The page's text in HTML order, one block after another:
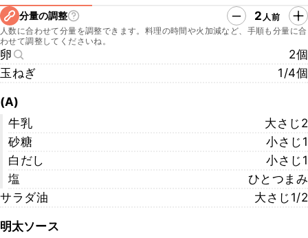
分量の調整 2 人前
人数に合わせて分量を調整できます。料理の時間や火加減など、手順も分量に合
わせて調整してくださいね。
卵
2個
玉ねぎ
1/4個
(A)
牛乳
大さじ2
砂糖
小さじ1
白だし
小さじ1
塩
ひとつまみ
サラダ油
大さじ1/2
明太ソース